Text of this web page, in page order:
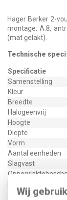
Wij
Hager Berker 2-
montage, A.8,
(mat gelakt).
Technische
Specificatie
Samenstelling
Kleur
Breedte
Halogeenvrij
Hoogte
Diepte
Vorm
Aantal eenheden
Slagvast
Materiaalkwaliteit